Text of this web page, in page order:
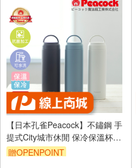
【日本孔雀Peacock】不鏽鋼 手
提式City城市休閒 保冷保溫杯
480ML(提把設計)-任選色
贈OPENPOINT